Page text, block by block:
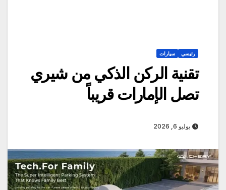
رئيسي سيارات
تقنية الركن الذكي من شيري
تصل الإمارات قريباً
يوليو 6, 2026